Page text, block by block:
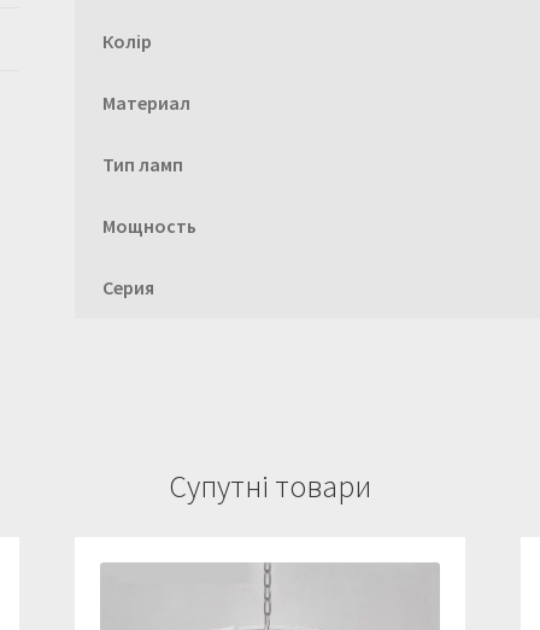
Колір
Материал
Тип ламп
Мощность
Серия
Супутні товари